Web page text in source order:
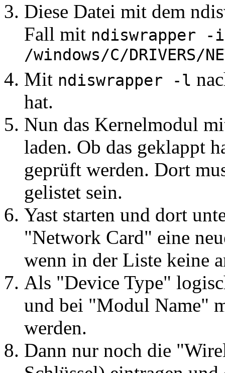
Diese Datei mit dem
Fall mit ndiswrapper -i
/windows/C/DRIVERS/
Mit ndiswrapper -l
hat.
Nun das Kernelmodul
laden. Ob das geklappt
geprüft werden. Dort
gelistet sein.
Yast starten und dort
"Network Card" eine
wenn in der Liste keine
Als "Device Type"
und bei "Modul Name"
werden.
Dann nur noch die